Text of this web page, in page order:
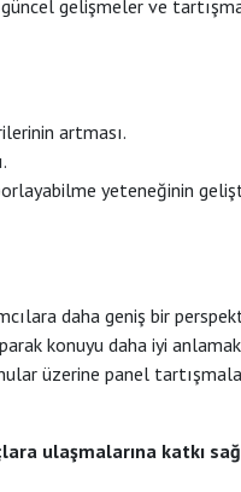
gelişmeler ve
artması.
yeteneğinin
daha geniş bir
konuyu daha iyi
üzerine panel
ulaşmalarına katkı